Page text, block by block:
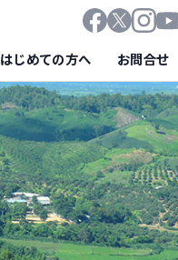
はじめての方へ お問合せ